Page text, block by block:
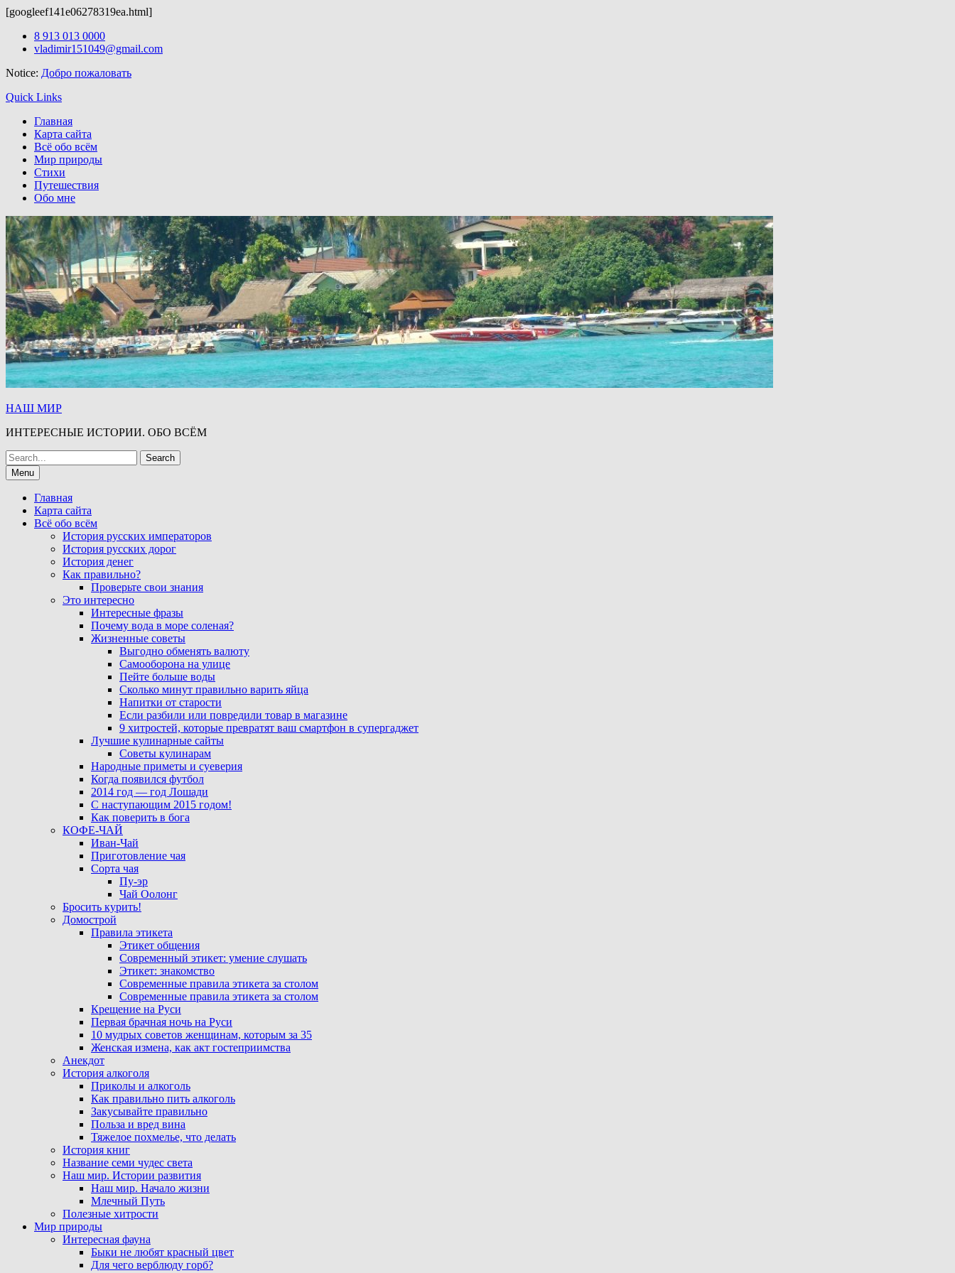
[googleef141e06278319ea.html]
Skip
8 913 013 0000
vladimir151049@gmail.com
Notice: Добро пожаловать
Quick Links
Главная
Карта сайта
Всё обо всём
Мир природы
Стихи
Путешествия
Обо мне
НАШ МИР
ИНТЕРЕСНЫЕ ИСТОРИИ. ОБО ВСЁМ
Search
for:Menu
Главная
Карта сайта
Всё обо всём
История русских императоров
История русских дорог
История денег
Как правильно?
Проверьте свои знания
Это интересно
Интересные фразы
Почему вода в море соленая?
Жизненные советы
Выгодно обменять валюту
Самооборона на улице
Пейте больше воды
Сколько минут правильно варить яйца
Напитки от старости
Если разбили или повредили товар в магазине
9 хитростей, которые превратят ваш смартфон в супергаджет
Лучшие кулинарные сайты
Советы кулинарам
Народные приметы и суеверия
Когда появился футбол
2014 год — год Лошади
С наступающим 2015 годом!
Как поверить в бога
КОФЕ-ЧАЙ
Иван-Чай
Приготовление чая
Сорта чая
Пу-эр
Чай Оолонг
Бросить курить!
Домострой
Правила этикета
Этикет общения
Современный этикет: умение слушать
Этикет: знакомство
Современные правила этикета за столом
Современные правила этикета за столом
Крещение на Руси
Первая брачная ночь на Руси
10 мудрых советов женщинам, которым за 35
Женская измена, как акт гостеприимства
Анекдот
История алкоголя
Приколы и алкоголь
Как правильно пить алкоголь
Закусывайте правильно
Польза и вред вина
Тяжелое похмелье, что делать
История книг
Название семи чудес света
Наш мир. Истории развития
Наш мир. Начало жизни
Млечный Путь
Полезные хитрости
Мир природы
Интересная фауна
Быки не любят красный цвет
Для чего верблюду горб?